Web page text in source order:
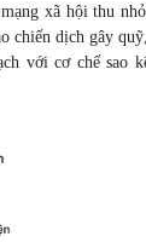
xã hộithu
chiến dịch gây
với cơ chế sao